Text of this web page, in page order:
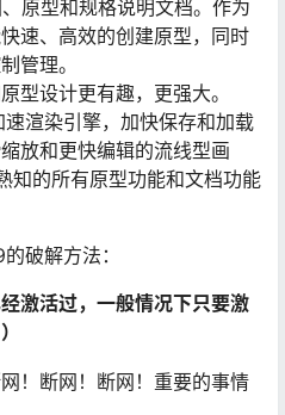
原型和规格说明文档。作为
速、高效的创建原型，同时
管理。
型设计更有趣，更强大。
渲染引擎，加快保存和加载
放和更快编辑的流线型画
知的所有原型功能和文档功能
破解方法：
经激活过，一般情况下只要激
！断网！断网！重要的事情